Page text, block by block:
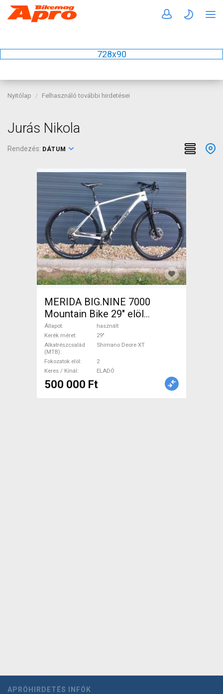
728x90
Nyitólap Felhasználó további hirdetései
Jurás Nikola
Rendezés: DÁTUM
MERIDA BIG.NINE 7000
Mountain Bike 29" elöl
teleszkópos Shimano Deore
XT használt ELADÓ
Állapot
használt
Kerék méret
29"
Alkatrészcsalád
(MTB)
Shimano Deore XT
Fokozatok elöl
2
Keres / Kínál
ELADÓ
500 000 Ft
APRÓHIRDETÉS INFÓK